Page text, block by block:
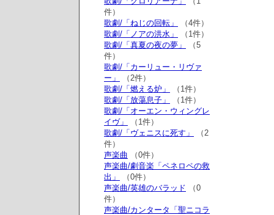
件）
歌劇/「ねじの回転」
（4件）
歌劇/「ノアの洪水」
（1件）
歌劇/「真夏の夜の夢」
（5
件）
歌劇/「カーリュー・リヴァ
ー」
（2件）
歌劇/「燃える炉」
（1件）
歌劇/「放蕩息子」
（1件）
歌劇/「オーエン・ウィングレ
イヴ」
（1件）
歌劇/「ヴェニスに死す」
（2
件）
声楽曲 （0件）
声楽曲/劇音楽「ペネロペの救
出」
（0件）
声楽曲/英雄のバラッド （0
件）
声楽曲/カンタータ「聖ニコラ